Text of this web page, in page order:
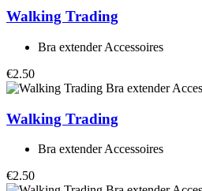
Walking Trading
Bra extender Accessoires
€2.50
Walking Trading
Bra extender Accessoires
€2.50